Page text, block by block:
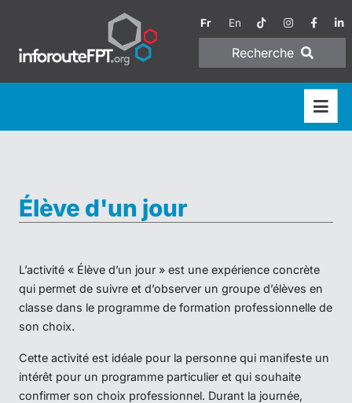
Fr En
Recherche
Élève d'un jour
L’activité « Élève d’un jour » est une expérience concrète
qui permet de suivre et d’observer un groupe d’élèves en
classe dans le programme de formation professionnelle de
son choix.
Cette activité est idéale pour la personne qui manifeste un
intérêt pour un programme particulier et qui souhaite
confirmer son choix professionnel. Durant la journée,